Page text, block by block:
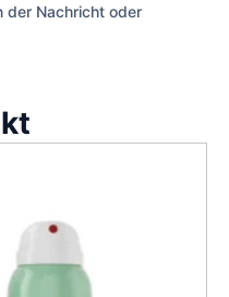
der Nachricht oder